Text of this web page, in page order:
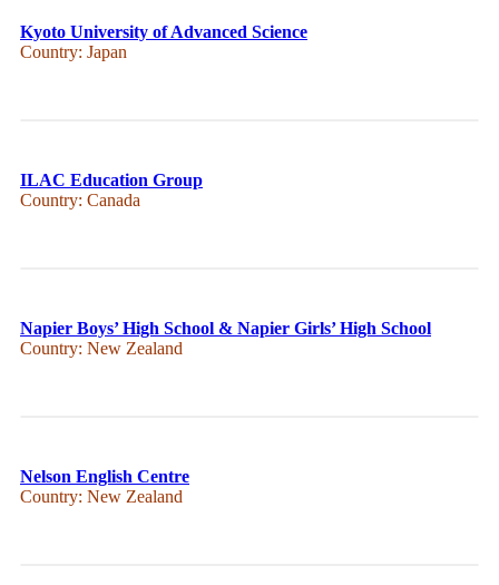
Kyoto University of Advanced Science
Country: Japan
ILAC Education Group
Country: Canada
Napier Boys’ High School & Napier Girls’ High School
Country: New Zealand
Nelson English Centre
Country: New Zealand